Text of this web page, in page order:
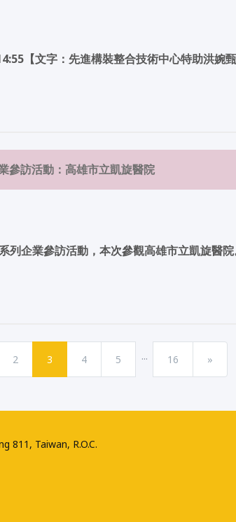
【文字：先進構裝整合技術中心特助洪婉
參訪活動：高雄市立凱旋醫院
列企業參訪活動，本次參觀高雄市立凱旋醫
2 3 4 5 ... 16 »
811, Taiwan, R.O.C.